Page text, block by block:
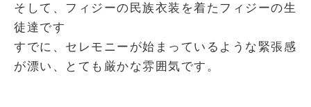
そして、フィジーの民族衣装を着たフィジーの生
徒達です
すでに、セレモニーが始まっているような緊張感
が漂い、とても厳かな雰囲気です。